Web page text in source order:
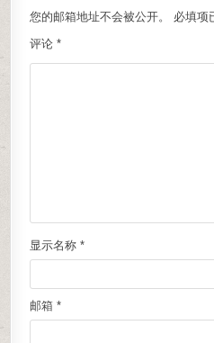
您的邮箱地址不会被公开。 必填项
评论*
显示名称*
邮箱*